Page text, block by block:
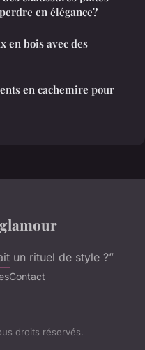
en élégance?
en bois avec des
en cachemire pour
un rituel de style ?”
Contact
droits réservés.